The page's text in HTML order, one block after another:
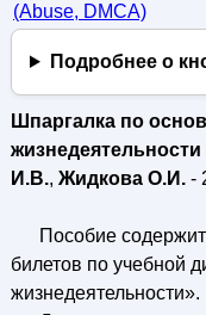
(Abuse, DMСA)
Подробнее о
Шпаргалка по
жизнедеятельности
И.В., Жидкова О.И.-
Пособие содержит
билетов по учебной
жизнедеятельности».